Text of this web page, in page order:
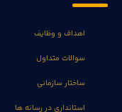
اهداف و وظایف
سوالات متداول
ساختار سازمانی
استانداری در رسانه ها